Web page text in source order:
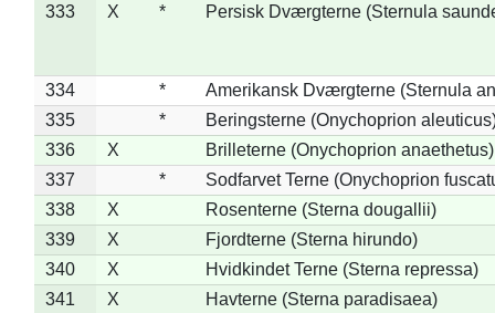
333
X * Persisk Dværgterne (Sternula
334 *
Amerikansk Dværgterne (Sternula
335
*
Beringsterne (Onychoprion
336
X
Brilleterne (Onychoprion anaethetus)
337
*
Sodfarvet Terne (Onychoprion
338
X
Rosenterne (Sterna dougallii)
339
X
Fjordterne (Sterna hirundo)
340
X
Hvidkindet Terne (Sterna repressa)
341
X
Havterne (Sterna paradisaea)